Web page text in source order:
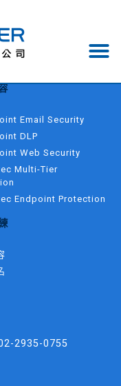
Email Security
DLP
Web Security
Multi-Tier
Endpoint Protection
2935-0755